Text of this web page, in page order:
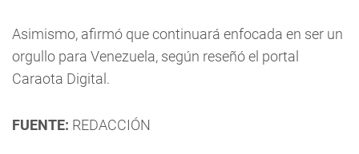
Asimismo, afirmó que continuará enfocada en ser un
orgullo para Venezuela, según reseñó el portal
Caraota Digital.
FUENTE: REDACCIÓN